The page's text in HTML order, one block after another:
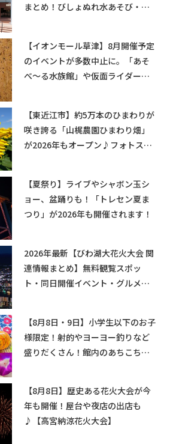
まとめ！びしょぬれ水あそび・激
【イオンモール草津】8月開催予定
のイベントが多数中止に。「あそ
べ〜る水族館」や仮面ライダーシ
【東近江市】約5万本のひまわりが
咲き誇る「山梶農園ひまわり畑」
が2026年もオープン♪フォトスポ
【夏祭り】ライブやシャボン玉シ
ョー、盆踊りも！「トレセン夏ま
つり」が2026年も開催されます！
2026年最新【びわ湖大花火大会 関
連情報まとめ】無料観覧スポッ
ト・同日開催イベント・グルメマ
【8月8日・9日】小学生以下のお子
様限定！射的やヨーヨー釣りなど
盛りだくさん！館内のあちこちに
【8月8日】歴史ある花火大会が今
年も開催！屋台や夜店の出店も
♪【高宮納涼花火大会】